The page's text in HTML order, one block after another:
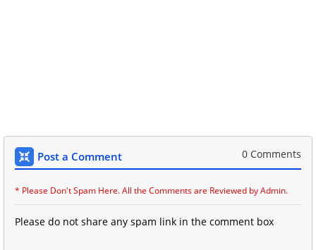
Post a Comment 0 Comments
* Please Don't Spam Here. All the Comments are Reviewed by Admin.
Please do not share any spam link in the comment box